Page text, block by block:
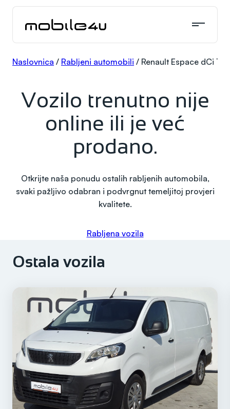
Skoči
sadržaja
Naslovnica / Rabljeni automobili / Renault Espace dCi 130
Vozilo trenutno nije
online ili je već
prodano.
Otkrijte naša ponudu ostalih rabljenih automobila,
svaki pažljivo odabran i podvrgnut temeljitoj provjeri
kvalitete.
Rabljena vozila
Ostala vozila